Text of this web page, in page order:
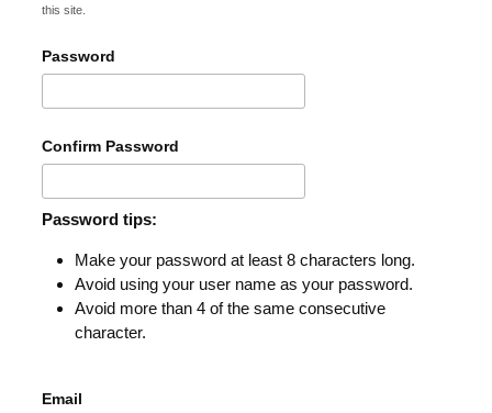
this site.
Password
Confirm Password
Password tips:
Make your password at least 8 characters long.
Avoid using your user name as your password.
Avoid more than 4 of the same consecutive
character.
Email